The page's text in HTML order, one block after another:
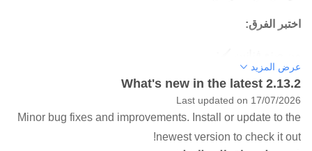
اختبر الفرق:
خلفياتنا مصممة حصريًا بواسطة فنانين موهوبين، مما يضمن أن
يقدمون رؤى جديدة وتصاميم مبتكرة، مما يوفر لك مجموعة
متنوعة من الخلفيات التي تبرز من بين الحشود 🖼️. من التصوير
عرض المزيد
What's new in the latest 2.13.2
Last updated on 17/07/2026
Minor bug fixes and improvements. Install or update to the
newest version to check it out!